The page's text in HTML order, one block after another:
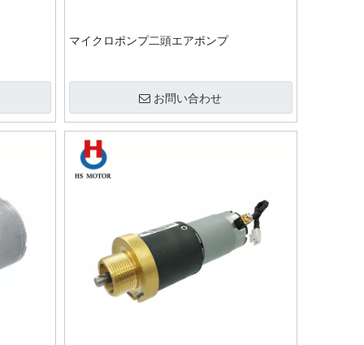
マイクロポンプ二頭エアポンプ
お問い合わせ